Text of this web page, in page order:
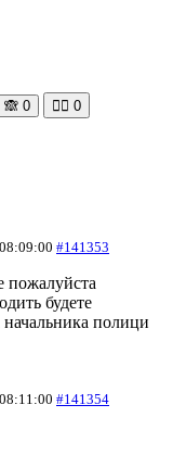
🙈 0 🧘‍♀️ 0
#141353
пожалуйста
будете
полици
#141354